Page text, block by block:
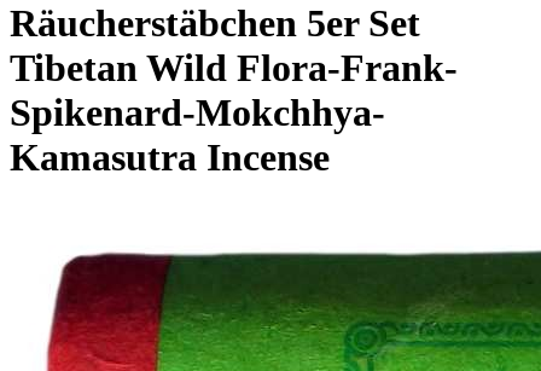
Räucherstäbchen 5er Set
Tibetan Wild Flora-Frank-
Spikenard-Mokchhya-
Kamasutra Incense